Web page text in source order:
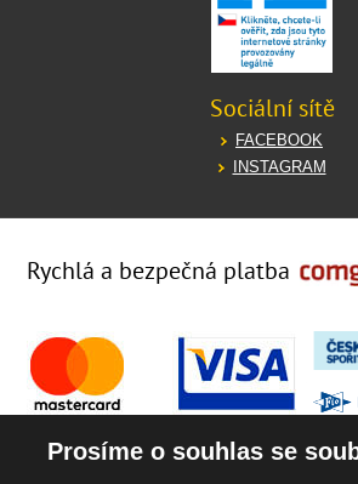
Sociální sítě
FACEBOOK
INSTAGRAM
Rychlá a bezpečná platba
Prosíme o souhlas se